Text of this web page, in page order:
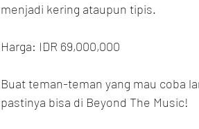
menjadi kering ataupun tipis.
Harga: IDR 69,000,000
Buat teman-teman yang mau coba
pastinya bisa di Beyond The Music!